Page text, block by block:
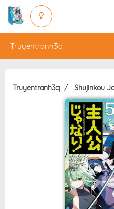
Truyentranh3q
Truyentranh3q Shujinkou